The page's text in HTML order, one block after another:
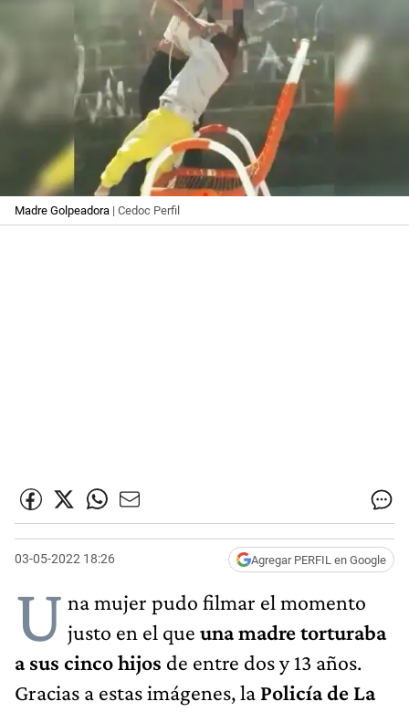
Madre Golpeadora | Cedoc Perfil
03-05-2022 18:26 Agregar PERFIL en Google
U na mujer pudo filmar el momento
justo en el que una madre torturaba
a sus cinco hijos de entre dos y 13 años.
Gracias a estas imágenes, la Policía de La